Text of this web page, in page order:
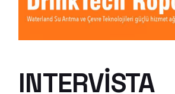
INTERVISTA